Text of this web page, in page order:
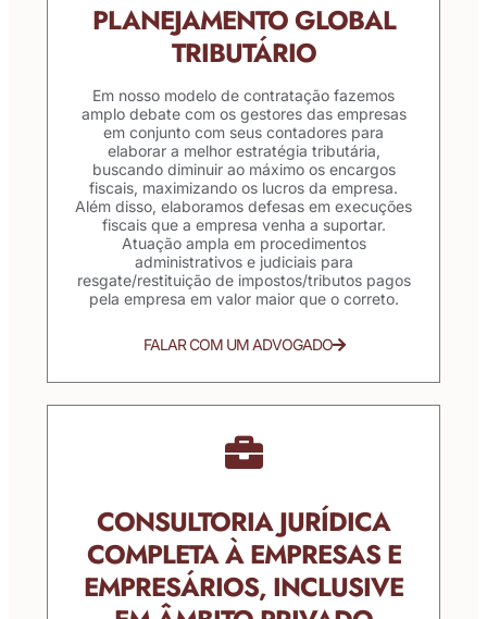
PLANEJAMENTO GLOBAL
TRIBUTÁRIO
Em nosso modelo de contratação fazemos
amplo debate com os gestores das empresas
em conjunto com seus contadores para
elaborar a melhor estratégia tributária,
buscando diminuir ao máximo os encargos
fiscais, maximizando os lucros da empresa.
Além disso, elaboramos defesas em execuções
fiscais que a empresa venha a suportar.
Atuação ampla em procedimentos
administrativos e judiciais para
resgate/restituição de impostos/tributos pagos
pela empresa em valor maior que o correto.
FALAR COM UM ADVOGADO
CONSULTORIA JURÍDICA
COMPLETA À EMPRESAS E
EMPRESÁRIOS, INCLUSIVE